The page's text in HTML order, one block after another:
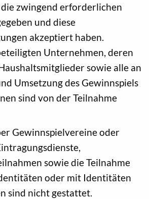
die zwingend erforderlichen
und diese
akzeptiert haben.
Unternehmen, deren
sowie alle an
Umsetzung des Gewinnspiels
sind von der Teilnahme
Gewinnspielvereine oder
sowie die Teilnahme
oder mit Identitäten
sind nicht gestattet.